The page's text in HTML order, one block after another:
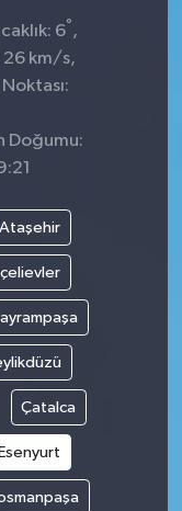
6° ,
26 km/s,
Doğumu:
Ataşehir
Çatalca